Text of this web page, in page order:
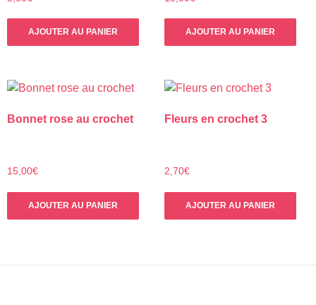
AJOUTER AU PANIER AJOUTER AU PANIER
Bonnet rose au crochet
15,00€
AJOUTER AU PANIER
Fleurs en crochet 3
2,70€
AJOUTER AU PANIER